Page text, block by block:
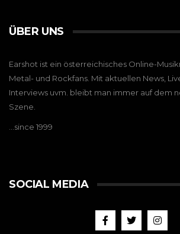
ÜBER UNS
Earshot ist ein österreichisches Online-
Metal- und Rockfans. Mit aktuellen News,
Interviews uvm. bleibt man immer auf dem
Szene.
…since 1999
SOCIAL MEDIA